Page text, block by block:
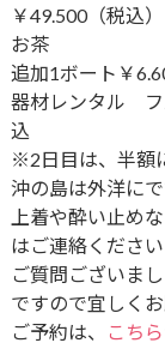
￥49.500（税込
お茶
追加1ボート￥
器材レンタル フ
込
※2日目は、半額
沖の島は外洋に
上着や酔い止め
はご連絡ください
ご質問ございま
ですので宜しくお
ご予約は、
こちら